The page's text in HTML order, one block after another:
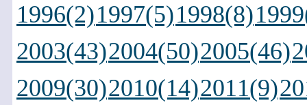
1996(2)1997(5)1998(8)
2003(43)2004(50)2005(46)
2009(30)2010(14)2011(9)